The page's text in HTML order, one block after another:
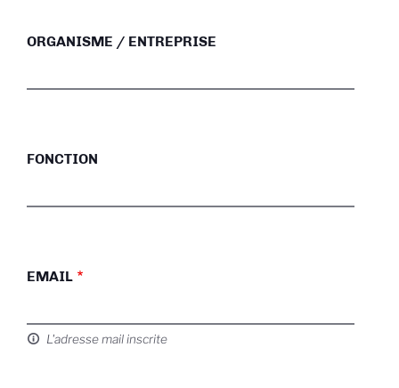
ORGANISME / ENTREPRISE
FONCTION
EMAIL
L'adresse mail inscrite